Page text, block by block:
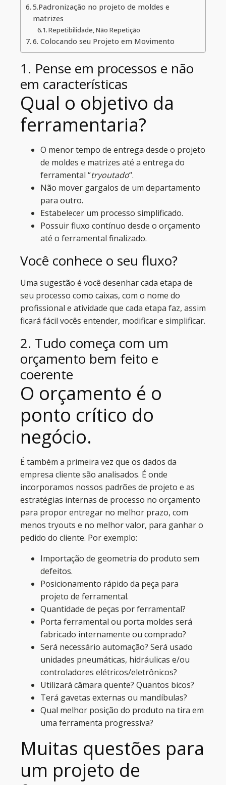
5.Padronização no projeto de moldes e
matrizes
Repetibilidade, Não Repetição
6. Colocando seu Projeto em Movimento
1. Pense em processos e não
em características
Qual o objetivo da
ferramentaria?
O menor tempo de entrega desde o projeto
de moldes e matrizes até a entrega do
ferramental “tryoutado“.
Não mover gargalos de um departamento
para outro.
Estabelecer um processo simplificado.
Possuir fluxo contínuo desde o orçamento
até o ferramental finalizado.
Você conhece o seu fluxo?
Uma sugestão é você desenhar cada etapa de
seu processo como caixas, com o nome do
profissional e atividade que cada etapa faz, assim
ficará fácil vocês entender, modificar e simplificar.
2. Tudo começa com um
orçamento bem feito e
coerente
O orçamento é o
ponto crítico do
negócio.
É também a primeira vez que os dados da
empresa cliente são analisados. É onde
incorporamos nossos padrões de projeto e as
estratégias internas de processo no orçamento
para propor entregar no melhor prazo, com
menos tryouts e no melhor valor, para ganhar o
pedido do cliente. Por exemplo:
Importação de geometria do produto sem
defeitos.
Posicionamento rápido da peça para
projeto de ferramental.
Quantidade de peças por ferramental?
Porta ferramental ou porta moldes será
fabricado internamente ou comprado?
Será necessário automação? Será usado
unidades pneumáticas, hidráulicas e/ou
controladores elétricos/eletrônicos?
Utilizará câmara quente? Quantos bicos?
Terá gavetas externas ou mandíbulas?
Qual melhor posição do produto na tira em
uma ferramenta progressiva?
Muitas questões para
um projeto de